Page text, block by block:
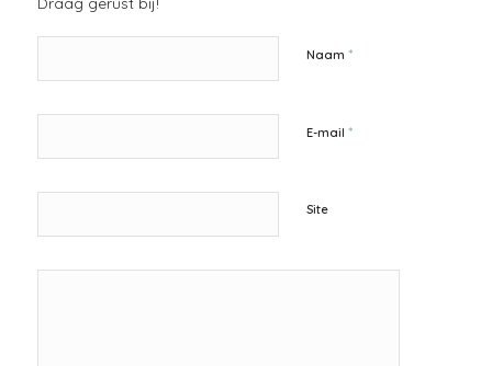
Naam *
E-mail *
Site